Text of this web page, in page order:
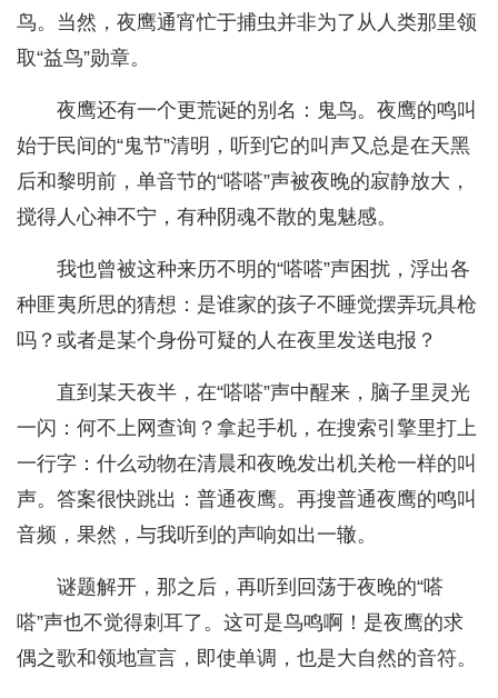
鸟。当然，夜鹰通宵忙于捕虫并非为了从人类那里领
取“益鸟”勋章。
夜鹰还有一个更荒诞的别名：鬼鸟。夜鹰的鸣叫
始于民间的“鬼节”清明，听到它的叫声又总是在天黑
后和黎明前，单音节的“嗒嗒”声被夜晚的寂静放大，
搅得人心神不宁，有种阴魂不散的鬼魅感。
我也曾被这种来历不明的“嗒嗒”声困扰，浮出各
种匪夷所思的猜想：是谁家的孩子不睡觉摆弄玩具枪
吗？或者是某个身份可疑的人在夜里发送电报？
直到某天夜半，在“嗒嗒”声中醒来，脑子里灵光
一闪：何不上网查询？拿起手机，在搜索引擎里打上
一行字：什么动物在清晨和夜晚发出机关枪一样的叫
声。答案很快跳出：普通夜鹰。再搜普通夜鹰的鸣叫
音频，果然，与我听到的声响如出一辙。
谜题解开，那之后，再听到回荡于夜晚的“嗒
嗒”声也不觉得刺耳了。这可是鸟鸣啊！是夜鹰的求
偶之歌和领地宣言，即使单调，也是大自然的音符。